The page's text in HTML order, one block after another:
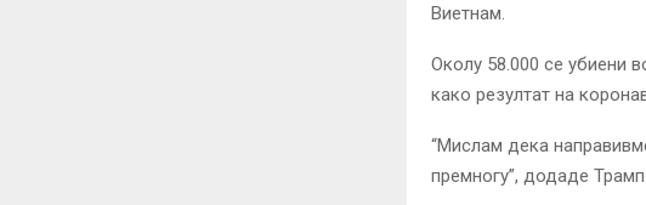
Виетнам.
Околу 58.000 се убиени
како резултат на
“Мислам дека
премногу”, додаде